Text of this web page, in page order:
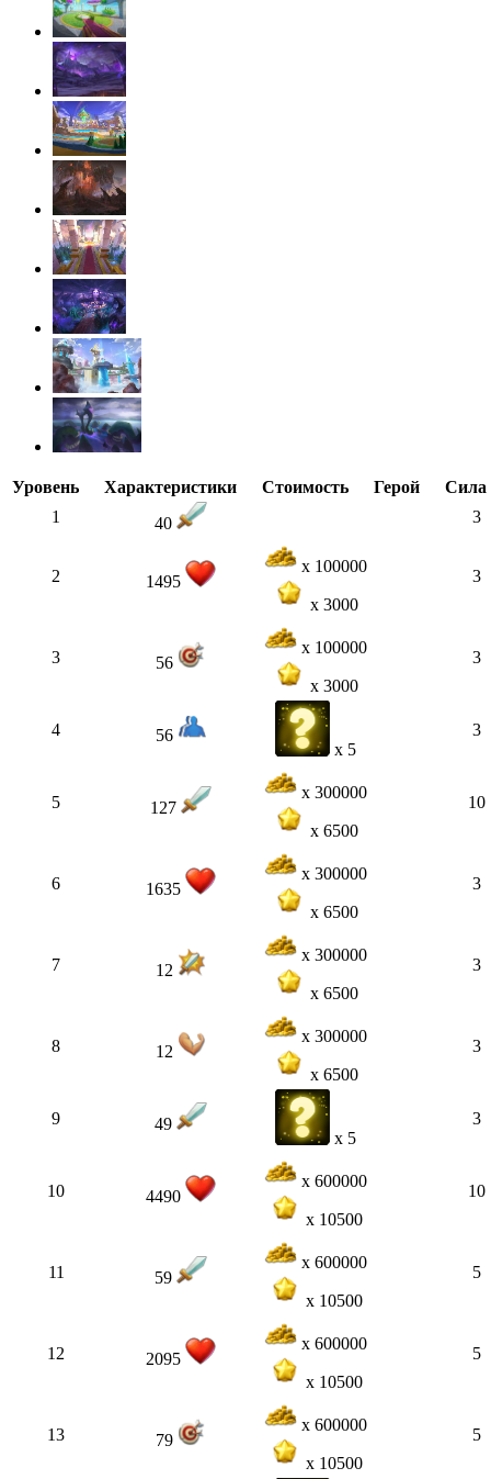
Уровень Характеристики Стоимость Герой
Сила
1
40 3
2 1495
x 100000
x 3000
3
3 56
x 100000
x 3000
3
4 56
x 5
3
5 127
x 300000
x 6500
10
6 1635
x 300000
x 6500
3
7 12
x 300000
x 6500
3
8 12
x 300000
x 6500
3
9 49
x 5
3
10 4490
x 600000
x 10500
10
11 59
x 600000
x 10500
5
12 2095
x 600000
x 10500
5
13 79
x 600000
x 10500
5